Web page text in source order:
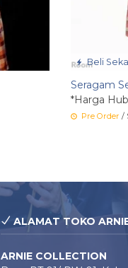
Beli
Seragam
*Harga
Pre Order /
ALAMAT TOKO
ARNIE COLLECTION